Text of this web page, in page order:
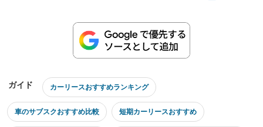
ガイド カーリースおすすめランキング
車のサブスクおすすめ比較 短期カーリースおすすめ